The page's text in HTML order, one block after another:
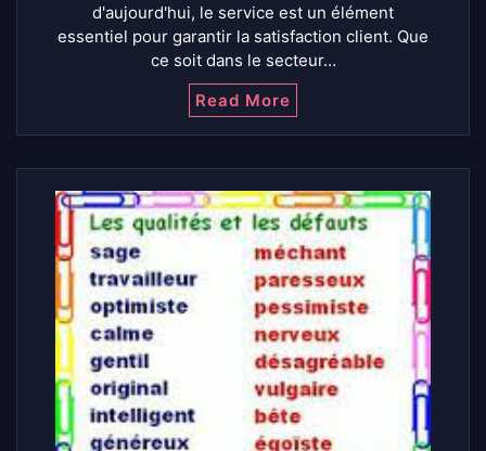
d'aujourd'hui, le service est un élément
essentiel pour garantir la satisfaction client. Que
ce soit dans le secteur…
Read More